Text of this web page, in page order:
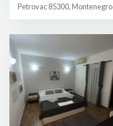
Petrovac 85300, Montenegro